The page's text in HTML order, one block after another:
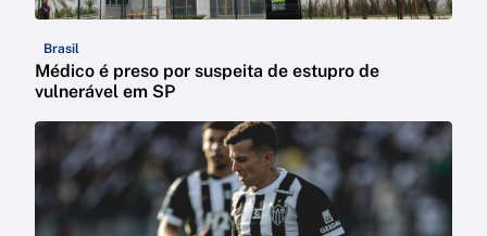
Brasil
Médico é preso por suspeita de estupro de
vulnerável em SP